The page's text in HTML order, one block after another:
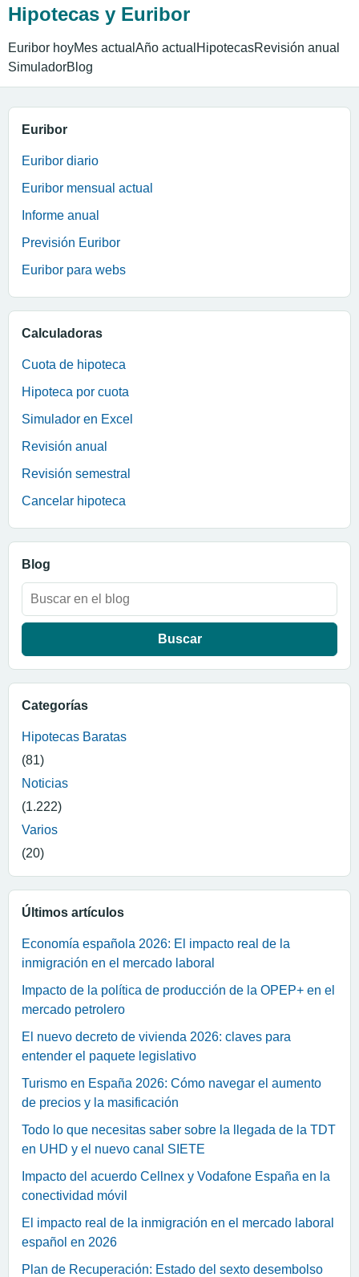
Hipotecas y Euribor
Euribor hoyMes actual Año actual HipotecasRevisión anual
SimuladorBlog
Euribor
Euribor diario
Euribor mensual actual
Informe anual
Previsión Euribor
Euribor para webs
Calculadoras
Cuota de hipoteca
Hipoteca por cuota
Simulador en Excel
Revisión anual
Revisión semestral
Cancelar hipoteca
Blog
Buscar:
Categorías
Hipotecas Baratas
(81)
Noticias
(1.222)
Varios
(20)
Últimos artículos
Economía española 2026: El impacto real de la
inmigración en el mercado laboral
Impacto de la política de producción de la OPEP+ en el
mercado petrolero
El nuevo decreto de vivienda 2026: claves para
entender el paquete legislativo
Turismo en España 2026: Cómo navegar el aumento
de precios y la masificación
Todo lo que necesitas saber sobre la llegada de la TDT
en UHD y el nuevo canal SIETE
Impacto del acuerdo Cellnex y Vodafone España en la
conectividad móvil
El impacto real de la inmigración en el mercado laboral
español en 2026
Plan de Recuperación: Estado del sexto desembolso